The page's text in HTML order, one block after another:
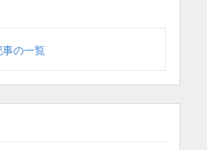
の一覧